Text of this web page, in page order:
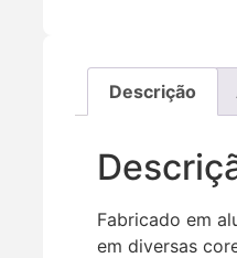
Descrição
Fabricado em
em diversas